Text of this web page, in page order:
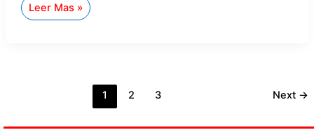
Leer Mas »
1 2 3 Next →